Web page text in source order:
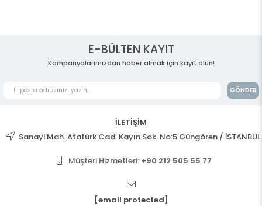
E-BÜLTEN KAYIT
Kampanyalarımızdan haber almak için kayıt olun!
GÖNDER
İLETİŞİM
Sanayi Mah. Atatürk Cad. Kayın Sok. No:5 Güngören / İSTANBUL
Müşteri Hizmetleri: +90 212 505 55 77
[email protected]